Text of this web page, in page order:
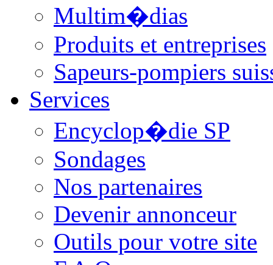
Multim�dias
Produits et entreprises
Sapeurs-pompiers
Services
Encyclop�die SP
Sondages
Nos partenaires
Devenir annonceur
Outils pour votre site